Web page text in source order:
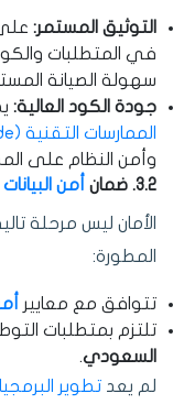
التوثيق المستمر:
في المتطلبات
سهولة الصيانة
جودة الكود العالية:
الممارسات التقنية (Clean Code)
وأمن النظام على
3.2. ضمان
أمن البيانات
المطورة:
تتوافق مع معايير
تلتزم بمتطلبات
السعودي.
لم يعد تطوير